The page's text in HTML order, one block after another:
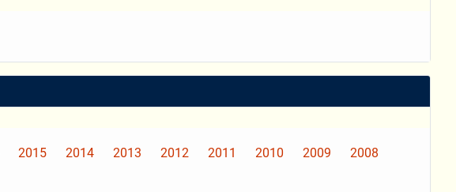
2015 2014 2013 2012 2011 2010 2009
2008